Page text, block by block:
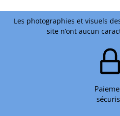
Les photographies et visuels
site n’ont aucun